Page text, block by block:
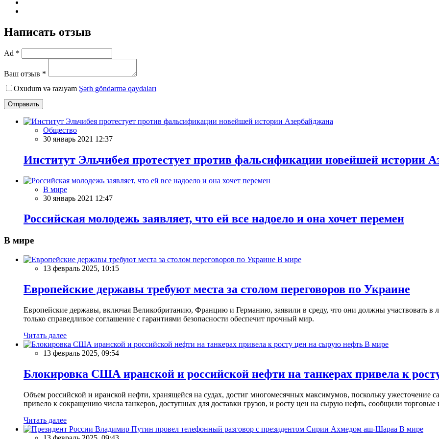
Написать отзыв
Ad *
Ваш отзыв *
Oxudum və razıyam Şərh göndərmə qaydaları
Отправить
Общество
30 январь 2021 12:37
Институт Эльчибея протестует против фальсификации новейшей истории
В мире
30 январь 2021 12:47
Российская молодежь заявляет, что ей все надоело и она хочет перемен
В мире
В мире
13 февраль 2025, 10:15
Европейские державы требуют места за столом переговоров по Украине
Европейские державы, включая Великобританию, Францию и Германию, заявили в среду, что они должны участвовать в
только справедливое соглашение с гарантиями безопасности обеспечит прочный мир.
Читать далее
В мире
13 февраль 2025, 09:54
Блокировка США иранской и российской нефти на танкерах привела к
Объем российской и иранской нефти, хранящейся на судах, достиг многомесячных максимумов, поскольку
привело к сокращению числа танкеров, доступных для доставки грузов, и росту цен на сырую нефть, сообщили торговые
Читать далее
В мире